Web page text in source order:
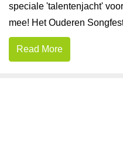
speciale 'talentenjacht'
mee! Het Ouderen
Read More